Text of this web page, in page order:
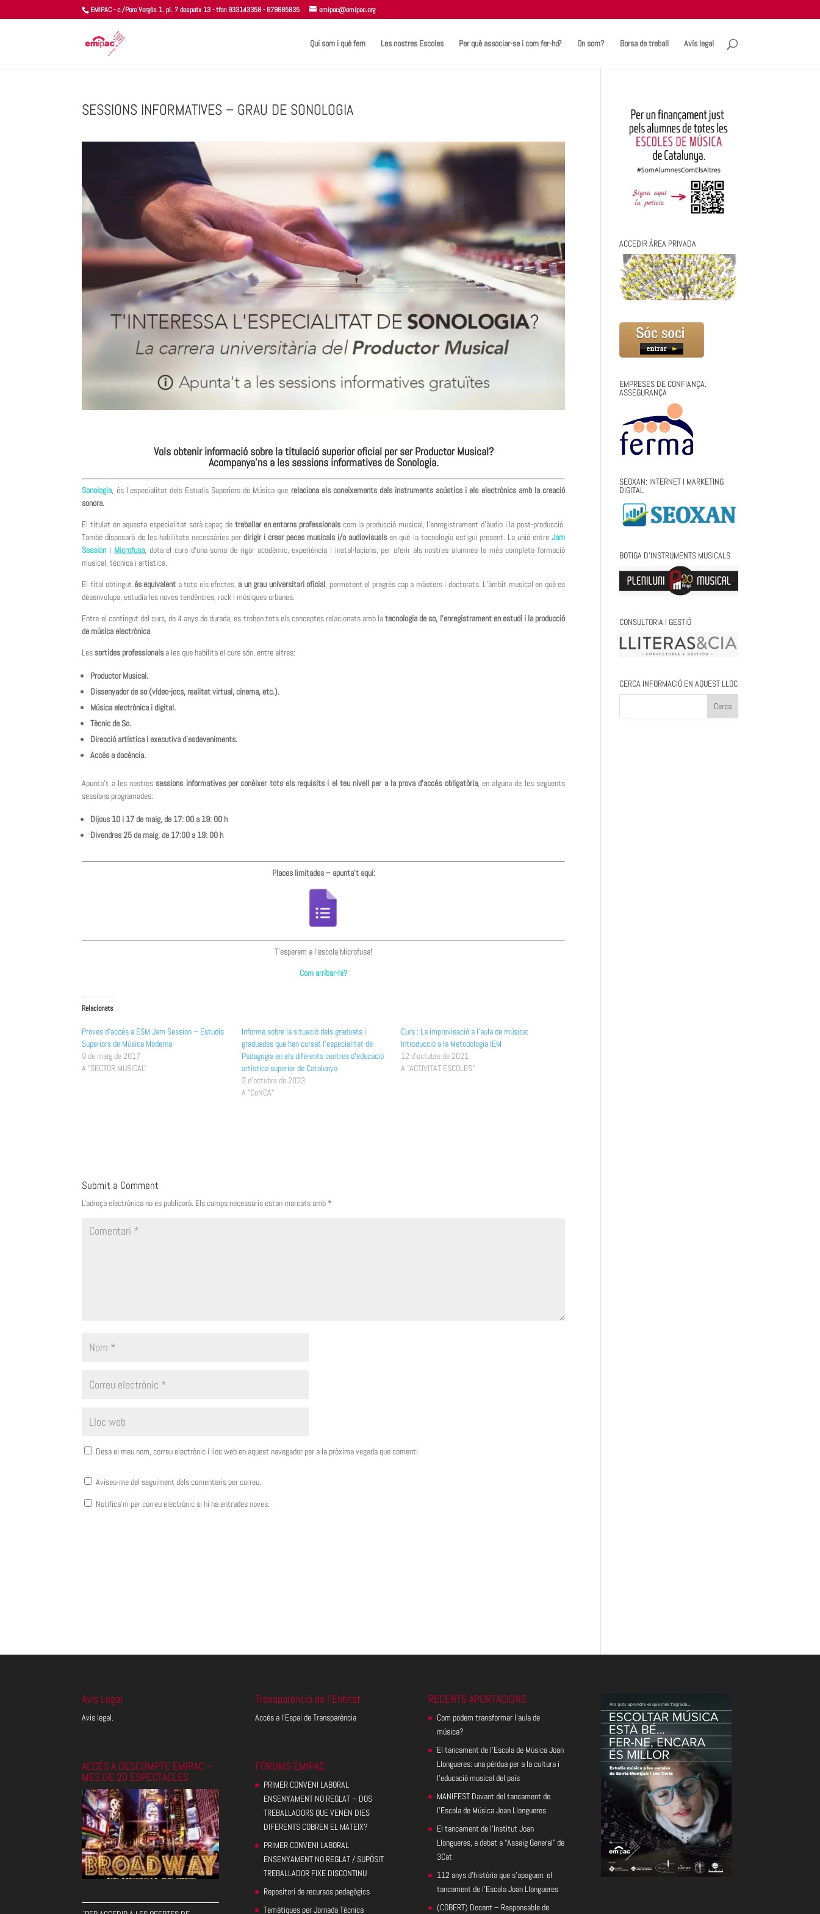
EMIPAC - c./Pere Vergés 1. pl. 7 despatx 13 - tfon 933143358 - 679685835 emipac@emipac.org
Qui som i què fem Les nostres Escoles Per què associar-se i com fer-ho? On som? Borsa de treball Avís legal
SESSIONS INFORMATIVES – GRAU DE SONOLOGIA
Vols obtenir informació sobre la titulació superior oficial per ser Productor Musical?
Acompanya’ns a les sessions informatives de Sonologia.
Sonologia, és l’especialitat dels Estudis Superiors de Música que relaciona els coneixements dels instruments acústics i els electrònics amb la creació
sonora.
El titulat en aquesta especialitat serà capaç de treballar en entorns professionalscom la producció musical, l’enregistrament d’àudio i la post-producció.
També disposarà de les habilitats necessàries per dirigir i crear peces musicals i/o audiovisuals en què la tecnologia estigui present. La unió entre Jam
Session i Microfusa, dota el curs d’una suma de rigor acadèmic, experiència i instal·lacions, per oferir als nostres alumnes la més completa formació
musical, tècnica i artística.
El títol obtingut és equivalent a tots els efectes, a un grau universitari oficial, permetent el progrés cap a màsters i doctorats. L’àmbit musical en què es
desenvolupa, estudia les noves tendències, rock i músiques urbanes.
Entre el contingut del curs, de 4 anys de durada, es troben tots els conceptes relacionats amb latecnologia de so, l’enregistrament en estudi i la producció
de música electrònica.
Les sortides professionals a les que habilita el curs són, entre altres:
Productor Musical.
Dissenyador de so (vídeo-jocs, realitat virtual, cinema, etc.).
Música electrònica i digital.
Tècnic de So.
Direcció artística i executiva d’esdeveniments.
Accés a docència.
Apunta’t a les nostres sessions informatives per conèixer tots els requisits i el teu nivell per a la prova d’accés obligatòria, en alguna de les següents
sessions programades:
Dijous 10 i 17 de maig, de 17: 00 a 19: 00 h
Divendres 25 de maig, de 17:00 a 19: 00 h
Places limitades – apunta’t aquí:
T’esperem a l’escola Microfusa!
Com arribar-hi?
Relacionats
Proves d’accés a ESM Jam Session – Estudis
Superiors de Música Moderna
9 de maig de 2017
A "SECTOR MUSICAL"
Informe sobre la situació dels graduats i
graduades que han cursat l’especialitat de
Pedagogia en els diferents centres d’educació
artística superior de Catalunya
3 d'octubre de 2023
A "CoNCA"
Curs : La improvisació a l’aula de música:
Introducció a la Metodologia IEM
12 d'octubre de 2021
A "ACTIVITAT ESCOLES"
Submit a Comment
L'adreça electrònica no es publicarà. Els camps necessaris estan marcats amb *
Desa el meu nom, correu electrònic i lloc web en aquest navegador per a la pròxima vegada que comenti.
Aviseu-me del seguiment dels comentaris per correu.
Notifica'm per correu electrònic si hi ha entrades noves.
ACCEDIR ÀREA PRIVADA
EMPRESES DE CONFIANÇA:
ASSEGURANÇA
SEOXAN: INTERNET I MARKETING
DIGITAL
BOTIGA D’INSTRUMENTS MUSICALS
CONSULTORIA I GESTIÓ
CERCA INFORMACIÓ EN AQUEST LLOC
Avis Legal
Avis legal.
ACCÉS A DESCOMPTE EMIPAC –
MES DE 20 ESPECTACLES
Transparència de l’Entitat
Accès a l’Espai de Transparència
FÓRUMS EMIPAC
PRIMER CONVENI LABORAL
ENSENYAMENT NO REGLAT – DOS
TREBALLADORS QUE VENEN DIES
DIFERENTS COBREN EL MATEIX?
PRIMER CONVENI LABORAL
ENSENYAMENT NO REGLAT / SUPÒSIT
TREBALLADOR FIXE DISCONTINU
Repositori de recursos pedagògics
Temàtiques per Jornada Tècnica
RECENTS APORTACIONS
Com podem transformar l’aula de
música?
El tancament de l’Escola de Música Joan
Llongueres: una pèrdua per a la cultura i
l’educació musical del país
MANIFEST Davant del tancament de
l’Escola de Música Joan Llongueres
El tancament de l’Institut Joan
Llongueres, a debat a “Assaig General” de
3Cat
112 anys d’història que s’apaguen: el
tancament de l’Escola Joan Llongueres
(COBERT) Docent – Responsable de